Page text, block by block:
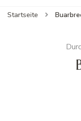
Startseite